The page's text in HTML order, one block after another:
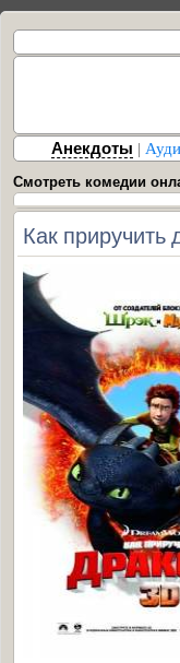
Анекдоты |
Смотреть комедии
Как приручить